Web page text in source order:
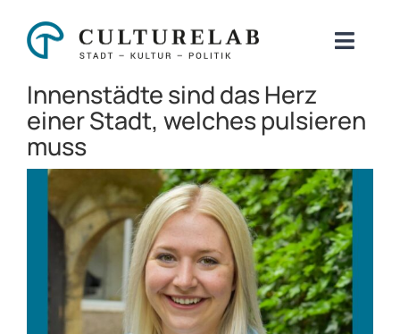
Inhalt
springen
Über uns
Beratung
Kulturstrategie
Digitalisierung & KI
Initativen
Innenstädte sind das Herz
einer Stadt, welches pulsieren
muss
Zeige
grösseres